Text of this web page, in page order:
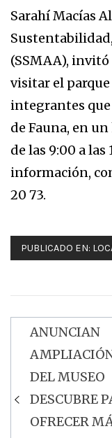
Sarahí Macías
(SSMAA), invitó
visitar el parque
integrantes
de Fauna, en
de las 9:00 a las
información,
20 73.
PUBLICADO EN:
de
entradas
ANUNCIAN
DEL MUSEO
DESCUBRE
OFRECER